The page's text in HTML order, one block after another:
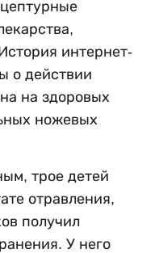
интернет-
о действии
на здоровых
ножевых
трое детей
отравления,
получил
У него